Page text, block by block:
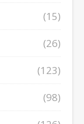
(15)
(26)
(123)
(98)